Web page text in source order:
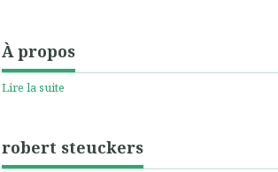
À propos
Lire la suite
robert steuckers